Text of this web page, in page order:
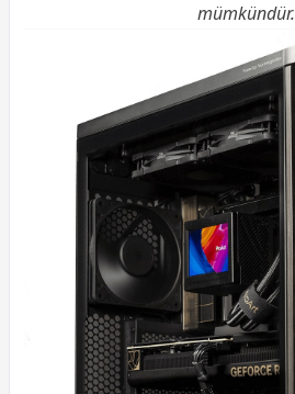
mümkündür.